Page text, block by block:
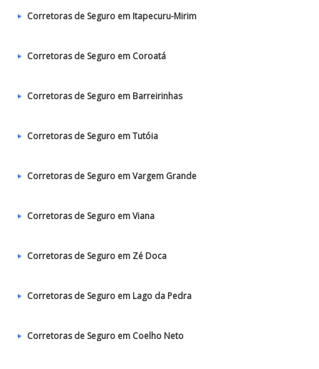
Corretoras de Seguro em Itapecuru-Mirim
Corretoras de Seguro em Coroatá
Corretoras de Seguro em Barreirinhas
Corretoras de Seguro em Tutóia
Corretoras de Seguro em Vargem Grande
Corretoras de Seguro em Viana
Corretoras de Seguro em Zé Doca
Corretoras de Seguro em Lago da Pedra
Corretoras de Seguro em Coelho Neto